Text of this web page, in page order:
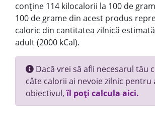
conține 114 kilocalorii la 100 de
100 de grame din acest produs
caloric din cantitatea zilnică
adult (2000 kCal).
Dacă vrei să afli necesarul tău
câte calorii ai nevoie zilnic pentru
obiectivul,îl poți calcula aici.